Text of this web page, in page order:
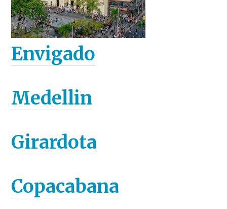
Envigado
Medellin
Girardota
Copacabana